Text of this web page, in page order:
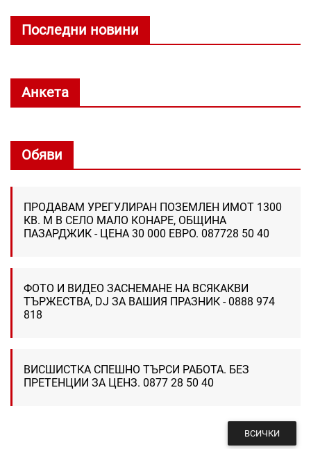
Последни новини
Анкета
Обяви
ПРОДАВАМ УРЕГУЛИРАН ПОЗЕМЛЕН ИМОТ 1300
КВ. М В СЕЛО МАЛО КОНАРЕ, ОБЩИНА
ПАЗАРДЖИК - ЦЕНА 30 000 ЕВРО. 087728 50 40
ФОТО И ВИДЕО ЗАСНЕМАНЕ НА ВСЯКАКВИ
ТЪРЖЕСТВА, DJ ЗА ВАШИЯ ПРАЗНИК - 0888 974
818
ВИСШИСТКА СПЕШНО ТЪРСИ РАБОТА. БЕЗ
ПРЕТЕНЦИИ ЗА ЦЕНЗ. 0877 28 50 40
ВСИЧКИ